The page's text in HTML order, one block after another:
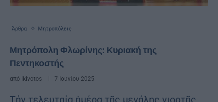
Άρθρα Μητροπόλεις
Μητρόπολη Φλωρίνης: Κυριακή της
Πεντηκοστής
από ikivotos 7 Ιουνίου 2025
Τήν τελευταία ἡμέρα τῆς μεγάλης γιορτῆς